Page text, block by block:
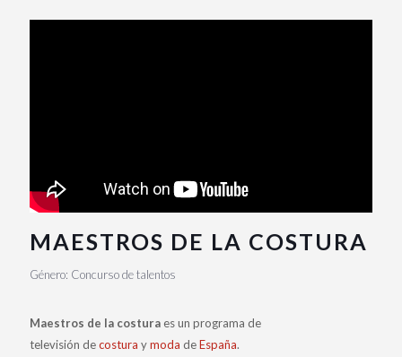
MAESTROS DE LA COSTURA
Género: Concurso de talentos
Maestros de la costura es un programa de
televisión decostura ymoda deEspaña.